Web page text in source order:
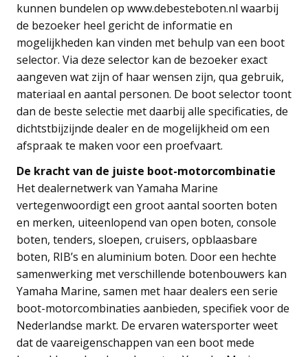
kunnen bundelen op www.debesteboten.nl waarbij
de bezoeker heel gericht de informatie en
mogelijkheden kan vinden met behulp van een boot
selector. Via deze selector kan de bezoeker exact
aangeven wat zijn of haar wensen zijn, qua gebruik,
materiaal en aantal personen. De boot selector toont
dan de beste selectie met daarbij alle specificaties, de
dichtstbijzijnde dealer en de mogelijkheid om een
afspraak te maken voor een proefvaart.
De kracht van de juiste boot-motorcombinatie
Het dealernetwerk van Yamaha Marine
vertegenwoordigt een groot aantal soorten boten
en merken, uiteenlopend van open boten, console
boten, tenders, sloepen, cruisers, opblaasbare
boten, RIB’s en aluminium boten. Door een hechte
samenwerking met verschillende botenbouwers kan
Yamaha Marine, samen met haar dealers een serie
boot-motorcombinaties aanbieden, specifiek voor de
Nederlandse markt. De ervaren watersporter weet
dat de vaareigenschappen van een boot mede